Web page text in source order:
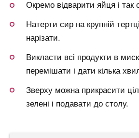
Окремо відварити яйця і так
Натерти сир на крупній
нарізати.
Викласти всі продукти в
перемішати і дати кілька
Зверху можна прикрасити
зелені і подавати до столу.